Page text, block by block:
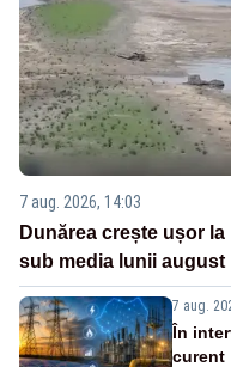
7 aug. 2026, 14:03
Dunărea crește ușor
sub media lunii august
7 aug.
În
curent